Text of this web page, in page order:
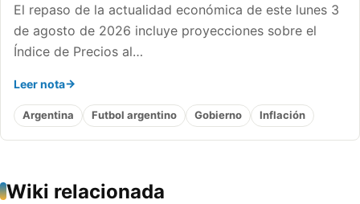
El repaso de la actualidad económica de este lunes 3
de agosto de 2026 incluye proyecciones sobre el
Índice de Precios al…
Leer nota
Argentina Futbol argentino Gobierno Inflación
Wiki relacionada